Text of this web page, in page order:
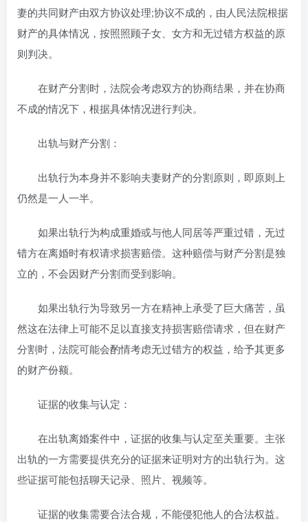
妻的共同财产由双方协议处理;协议不成的，由人民法院根据
财产的具体情况，按照照顾子女、女方和无过错方权益的原
则判决。
在财产分割时，法院会考虑双方的协商结果，并在协商
不成的情况下，根据具体情况进行判决。
出轨与财产分割：
出轨行为本身并不影响夫妻财产的分割原则，即原则上
仍然是一人一半。
如果出轨行为构成重婚或与他人同居等严重过错，无过
错方在离婚时有权请求损害赔偿。这种赔偿与财产分割是独
立的，不会因财产分割而受到影响。
如果出轨行为导致另一方在精神上承受了巨大痛苦，虽
然这在法律上可能不足以直接支持损害赔偿请求，但在财产
分割时，法院可能会酌情考虑无过错方的权益，给予其更多
的财产份额。
证据的收集与认定：
在出轨离婚案件中，证据的收集与认定至关重要。主张
出轨的一方需要提供充分的证据来证明对方的出轨行为。这
些证据可能包括聊天记录、照片、视频等。
证据的收集需要合法合规，不能侵犯他人的合法权益。